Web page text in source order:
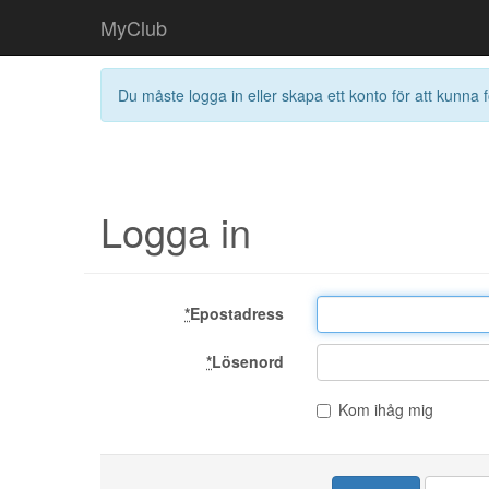
MyClub
Du måste logga in eller skapa ett konto för att kunna
Logga in
*Epostadress
*Lösenord
Kom ihåg mig